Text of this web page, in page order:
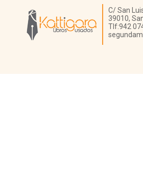
Librería Kattigara
C/ San
39010,
Tlf:942